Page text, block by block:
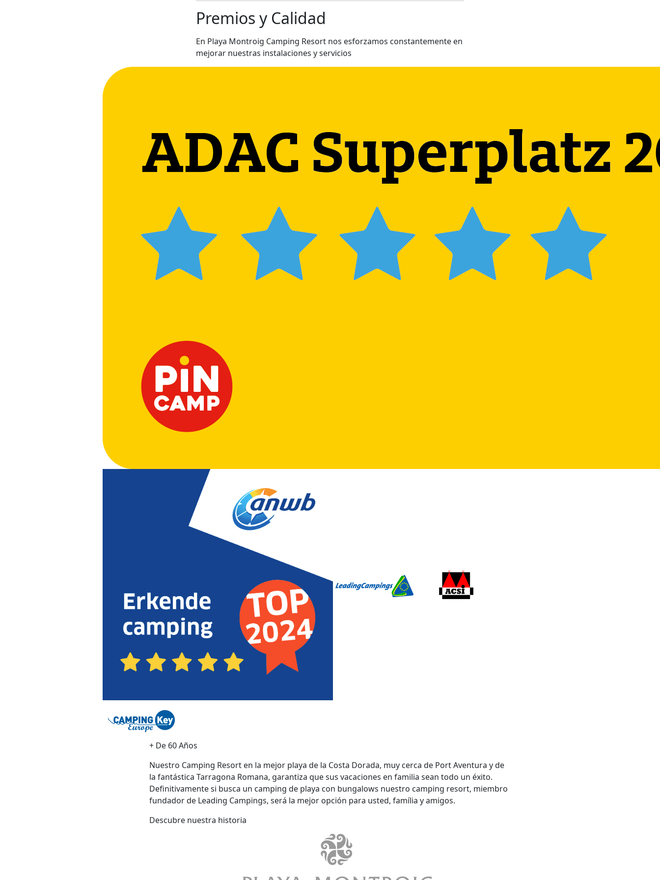
Premios y Calidad
En Playa Montroig Camping Resort nos esforzamos constantemente en
mejorar nuestras instalaciones y servicios
+ De 60 Años
Nuestro Camping Resort en la mejor playa de la Costa Dorada, muy cerca de Port Aventura y de
la fantástica Tarragona Romana, garantiza que sus vacaciones en familia sean todo un éxito.
Definitivamente si busca un camping de playa con bungalows nuestro camping resort, miembro
fundador de Leading Campings, será la mejor opción para usted, família y amigos.
Descubre nuestra historia